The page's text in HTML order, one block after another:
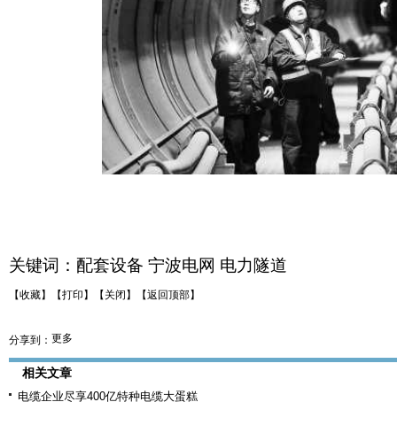
关键词： 配套设备 宁波电网 电力隧道
【收藏】 【打印】 【关闭】 【返回顶部】
分享到： 更多
相关文章
电缆企业尽享400亿特种电缆大蛋糕